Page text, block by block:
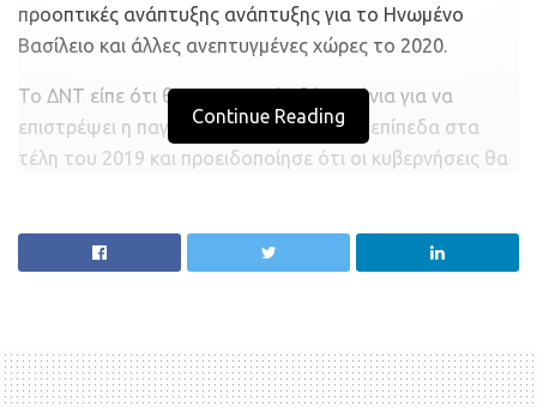
προοπτικές ανάπτυξης ανάπτυξης για το Ηνωμένο
Βασίλειο και άλλες ανεπτυγμένες χώρες το 2020.
Το ΔΝΤ είπε ότι θα χρειαστούν δύο χρόνια για να
επιστρέψει η παγκόσμια παραγωγή στα επίπεδα στα
τέλη του 2019 και προειδοποίησε ότι οι κυβερνήσεις θα
οικονομίες τους.
οικονομία θα συρρικνωθεί κατά 4,9% φέτος , και όχι -3%
όπως ανέμενε την άνοιξη.
Continue Reading